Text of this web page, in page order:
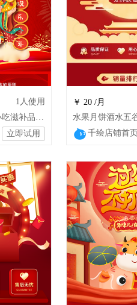
1 人使用
年货宵夜休闲零食小吃滋补品零食店铺模板
立即试用
￥ 20 /月
千绘店铺首页